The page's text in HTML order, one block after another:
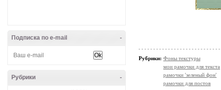
-
Подписка по e-mail
-
Рубрики
Рубрики: Фоны текстуры
мои рамочки для текста
рамочки 'зеленый фон'
рамочки для постов